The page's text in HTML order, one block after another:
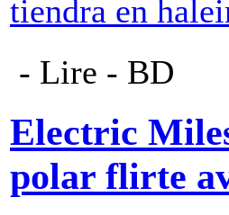
tiendra en
- Lire - BD
Electric
polar flirte